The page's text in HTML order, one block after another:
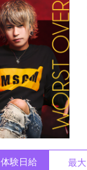
体験日給 最大